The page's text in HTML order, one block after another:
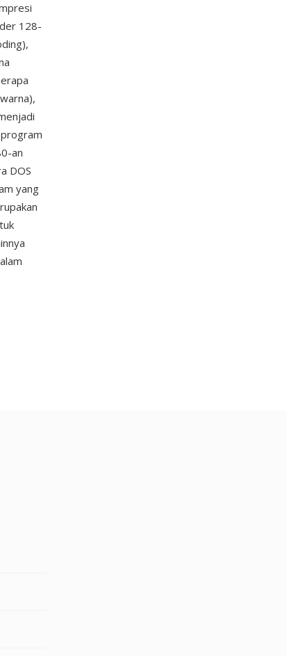
128-
an
DOS
yang